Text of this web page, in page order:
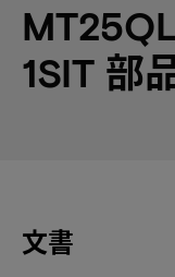
1SIT 部
文書